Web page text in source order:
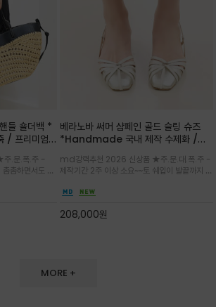
들 숄더백 *
/ 프리미엄
진 탑핸
.문.폭.주 -
촘하면서도 입
루엣에 넉넉한
베라노바 써머 샴페인 골드 슬링 슈즈
*Handmade 국내 제작 수제화 /은
스럽게 밝혀주는 슬링백 플랫슈
md강력추천 2026 신상품 ★주.문.대.폭.주 -
제작기간 2주 이상 소요~~토 쉐입이 발끝까지 세
끔한 디자인과 베이직한 컬러감으로 높은 활용도
일까지 두루 잘 어울리는 활2
208,000원
MORE +